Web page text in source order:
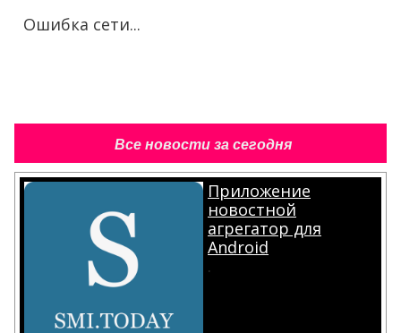
Ошибка сети...
Все новости за сегодня
Приложение
новостной
агрегатор для
Android
.